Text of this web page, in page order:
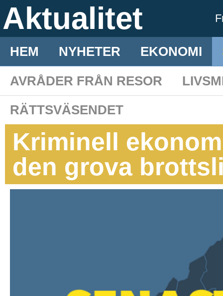
Aktualitet
HEM NYHETER EKONOMI
AVRÅDER FRÅN RESOR
RÄTTSVÄSENDET
Kriminell
den grova